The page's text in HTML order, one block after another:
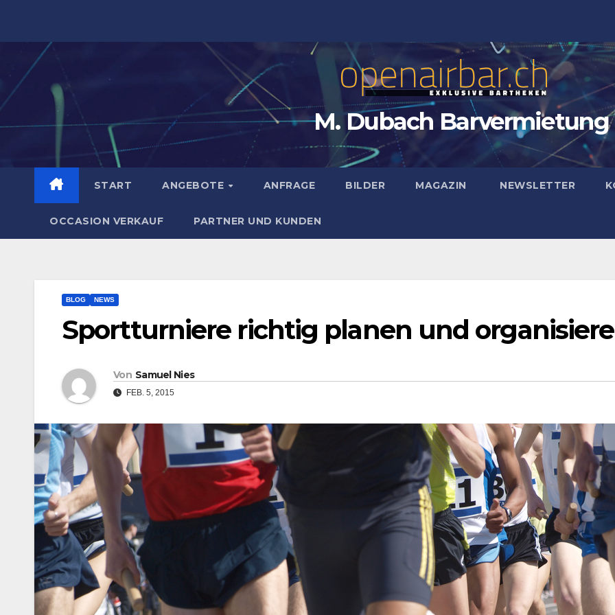
M. Dubach Barvermietung
START ANGEBOTE ANFRAGE BILDER MAGAZIN NEWSLETTER
OCCASION VERKAUF PARTNER UND KUNDEN
BLOG NEWS
Sportturniere richtig planen und
Von Samuel Nies
FEB. 5, 2015